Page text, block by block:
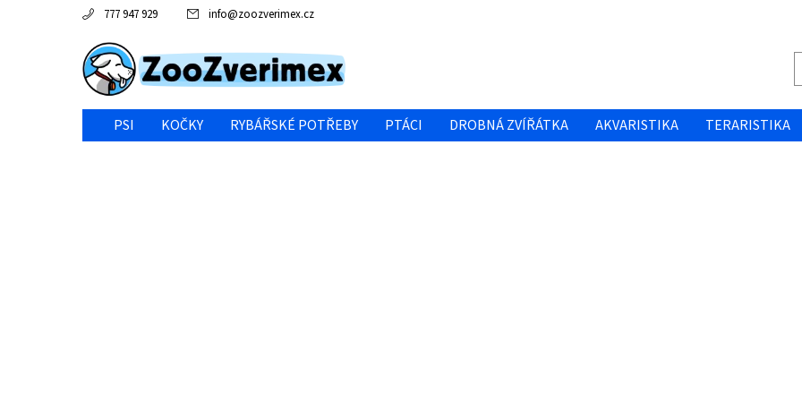
777 947 929 info@zoozverimex.cz
PSI KOČKY RYBÁŘSKÉ POTŘEBY PTÁCI DROBNÁ ZVÍŘÁTKA AKVARISTIKA
TERARISTIKA